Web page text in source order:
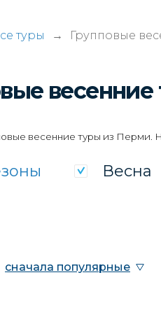
туры → Групповые
весенние туры из Перми.
Весна
сначала популярные